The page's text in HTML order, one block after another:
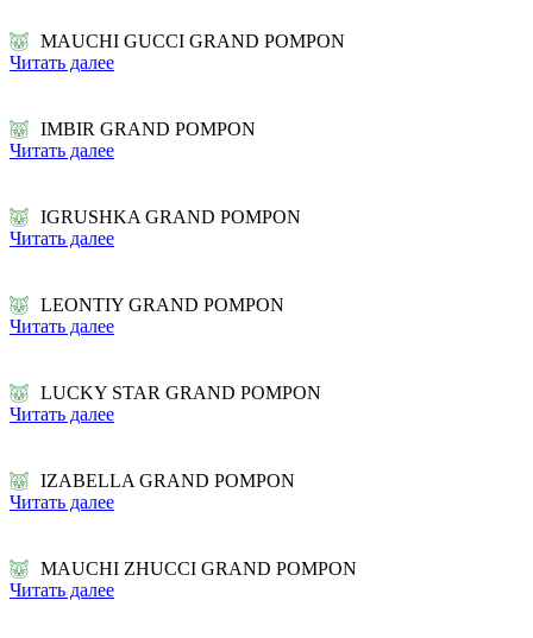
MAUCHI GUCCI GRAND POMPON
Читать далее
IMBIR GRAND POMPON
Читать далее
IGRUSHKA GRAND POMPON
Читать далее
LEONTIY GRAND POMPON
Читать далее
LUCKY STAR GRAND POMPON
Читать далее
IZABELLA GRAND POMPON
Читать далее
MAUCHI ZHUCCI GRAND POMPON
Читать далее